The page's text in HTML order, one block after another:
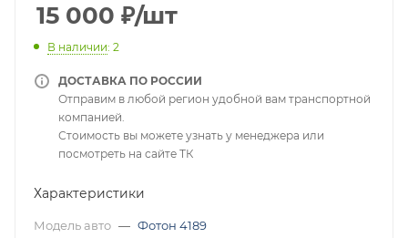
15 000 ₽/шт
В наличии: 2
ДОСТАВКА ПО РОССИИ
Отправим в любой регион удобной вам транспортной
компанией.
Стоимость вы можете узнать у менеджера или
посмотреть на сайте ТК
Характеристики
Модель авто — Фотон 4189